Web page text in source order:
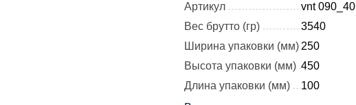
Артикул
vnt 090_40
Вес брутто (гр)
3540
Ширина упаковки (мм) 250
Высота упаковки (мм) 450
Длина упаковки (мм)
100